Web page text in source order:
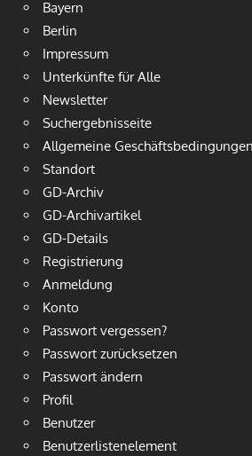
Bayern
Berlin
Impressum
Unterkünfte für Alle
Newsletter
Suchergebnisseite
Allgemeine Geschäftsbedingungen
Standort
GD-Archiv
GD-Archivartikel
GD-Details
Registrierung
Anmeldung
Konto
Passwort vergessen?
Passwort zurücksetzen
Passwort ändern
Profil
Benutzer
Benutzerlistenelement